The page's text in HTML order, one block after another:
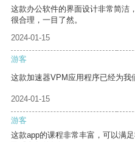
这款办公软件的界面设计非常简洁
很合理，一目了然。
2024-01-15
游客
这款加速器VPM应用程序已经为我
2024-01-15
游客
这款app的课程非常丰富，可以满